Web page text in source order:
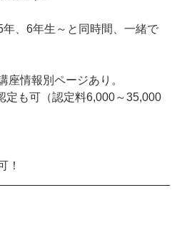
、6年生～と同時間、一緒で
情報別ページあり。
定も可（認定料6,000～35,000
！